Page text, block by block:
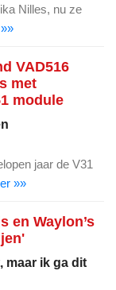
Nilles, nu ze
VAD516
met
module
jaar de V31
»»
en Waylon’s
maar ik ga dit